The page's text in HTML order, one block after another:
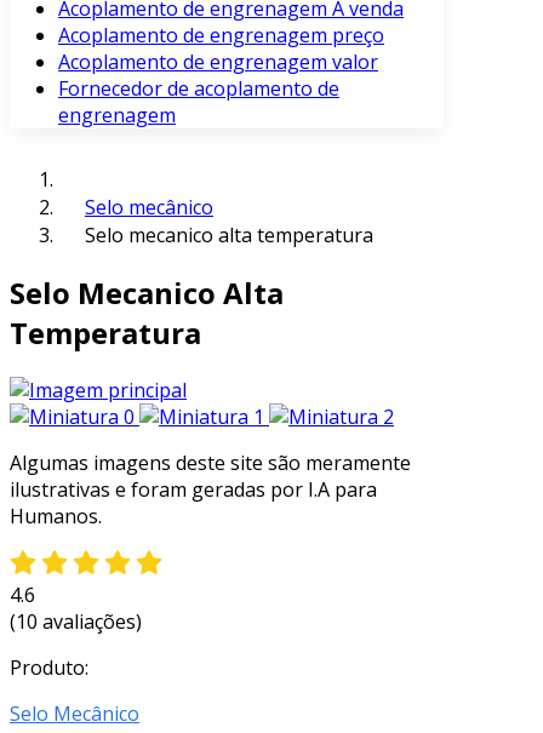
Acoplamento de engrenagem À venda
Acoplamento de engrenagem preço
Acoplamento de engrenagem valor
Fornecedor de acoplamento de
engrenagem
Selo mecânico
Selo mecanico alta temperatura
Selo Mecanico Alta
Temperatura
Algumas imagens deste site são meramente
ilustrativas e foram geradas por I.A para
Humanos.
4.6
(10 avaliações)
Produto:
Selo Mecânico